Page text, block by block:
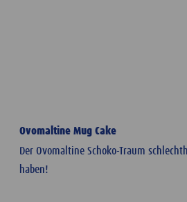
Ovomaltine Mug Cake
Der Ovomaltine Schoko-Traum
haben!